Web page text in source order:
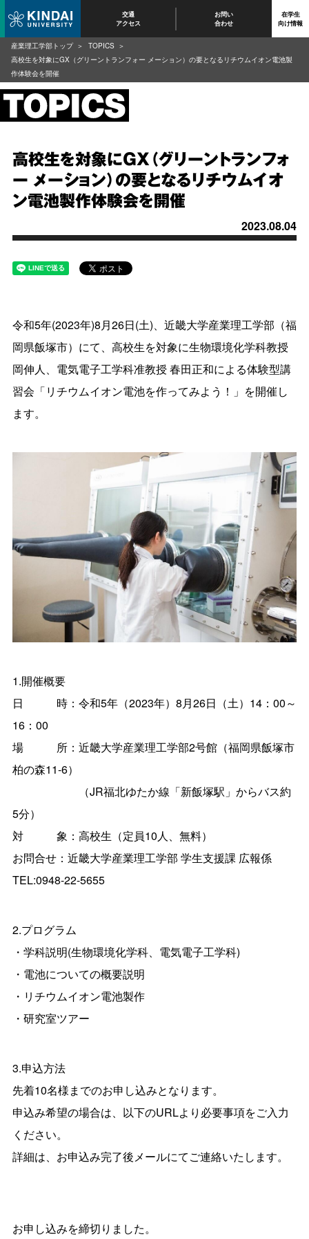
交通
アクセス
お問い
合わせ
在学生
向け情報
高校生を対象にGX（グリーントランフォ
ー メーション）の要となるリチウムイオ
ン電池製作体験会を開催
2023.08.04
令和5年(2023年)8月26日(土)、近畿大学産業理工学部（福
岡県飯塚市）にて、高校生を対象に生物環境化学科教授
岡伸人、電気電子工学科准教授 春田正和による体験型講
習会「リチウムイオン電池を作ってみよう！」を開催し
ます。
1.開催概要
日 時：令和5年（2023年）8月26日（土）14：00～
16：00
場 所：近畿大学産業理工学部2号館（福岡県飯塚市
柏の森11-6）
（JR福北ゆたか線「新飯塚駅」からバス約
5分）
対 象：高校生（定員10人、無料）
お問合せ：近畿大学産業理工学部 学生支援課 広報係
TEL:0948-22-5655
2.プログラム
・学科説明(生物環境化学科、電気電子工学科)
・電池についての概要説明
・リチウムイオン電池製作
・研究室ツアー
3.申込方法
先着10名様までのお申し込みとなります。
申込み希望の場合は、以下のURLより必要事項をご入力
ください。
詳細は、お申込み完了後メールにてご連絡いたします。
お申し込みを締切りました。
産業理工学部トップ
TOPICS
高校生を対象にGX（グリーントランフォー メーション）の要となるリチウムイオン電池製
作体験会を開催